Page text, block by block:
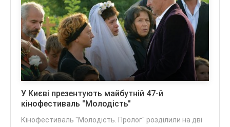
У Києві презентують майбутній 47-й
кінофестиваль "Молодість"
Кінофестиваль "Молодість. Пролог" розділили на дві